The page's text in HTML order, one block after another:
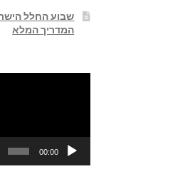
המדריך המלא
00:00